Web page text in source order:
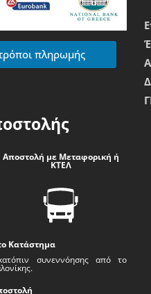
πληρωμής
Αποστολή με Μεταφορική ή
ΚΤΕΛ
Κατάστημα
συνεννόησης από το